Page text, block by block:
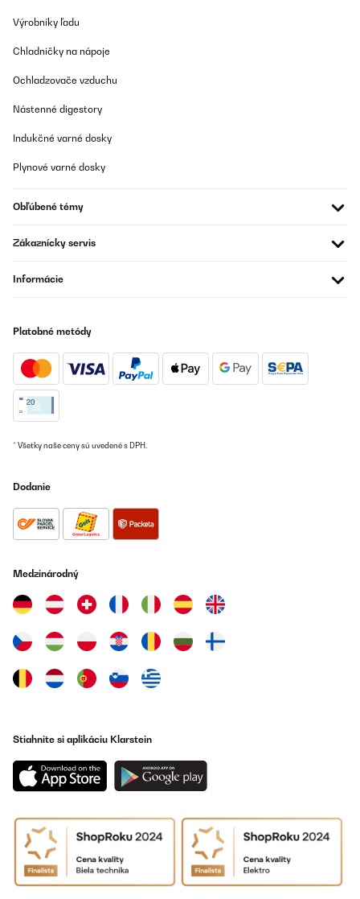
Výrobníky ľadu
Chladničky na nápoje
Ochladzovače vzduchu
Nástenné digestory
Indukčné varné dosky
Plynové varné dosky
Obľúbené témy
Zákaznícky servis
Informácie
Platobné metódy
* Všetky naše ceny sú uvedené s DPH.
Dodanie
Medzinárodný
Stiahnite si aplikáciu Klarstein